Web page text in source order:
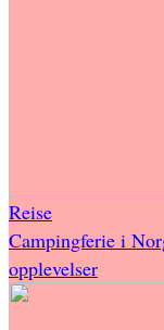
Reise
Campingferie i
opplevelser